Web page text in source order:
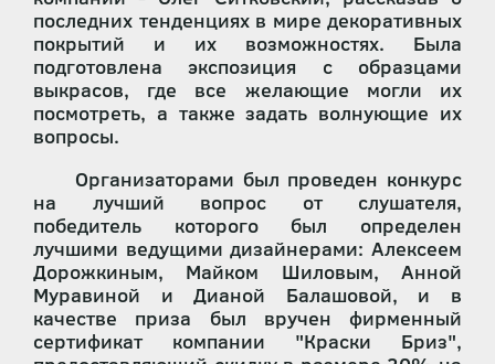
последних тенденциях в мире декоративных
покрытий и их возможностях. Была
подготовлена экспозиция с образцами
выкрасов, где все желающие могли их
посмотреть, а также задать волнующие их
вопросы.
Организаторами был проведен конкурс
на лучший вопрос от слушателя,
победитель которого был определен
лучшими ведущими дизайнерами: Алексеем
Дорожкиным, Майком Шиловым, Анной
Муравиной и Дианой Балашовой, и в
качестве приза был вручен фирменный
сертификат компании "Краски Бриз",